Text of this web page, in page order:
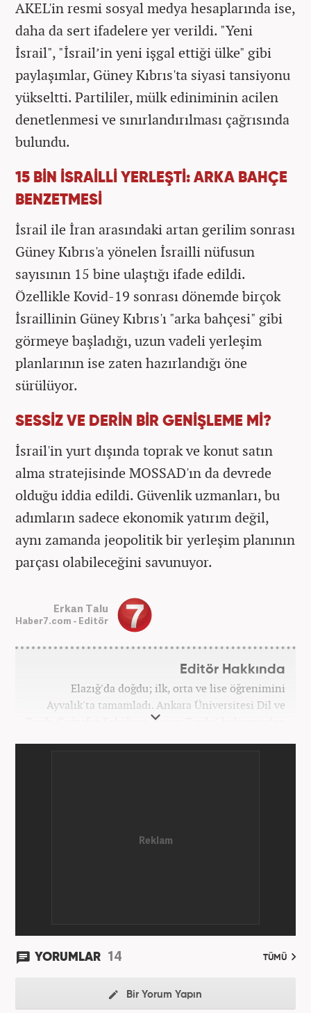
AKEL'in resmi sosyal medya hesaplarında ise,
daha da sert ifadelere yer verildi. "Yeni
İsrail", "İsrail’in yeni işgal ettiği ülke" gibi
paylaşımlar, Güney Kıbrıs'ta siyasi tansiyonu
yükseltti. Partililer, mülk ediniminin acilen
denetlenmesi ve sınırlandırılması çağrısında
bulundu.
15 BİN İSRAİLLİ YERLEŞTİ: ARKA BAHÇE
BENZETMESİ
İsrail ile İran arasındaki artan gerilim sonrası
Güney Kıbrıs'a yönelen İsrailli nüfusun
sayısının 15 bine ulaştığı ifade edildi.
Özellikle Kovid-19 sonrası dönemde birçok
İsraillinin Güney Kıbrıs'ı "arka bahçesi" gibi
görmeye başladığı, uzun vadeli yerleşim
planlarının ise zaten hazırlandığı öne
sürülüyor.
SESSİZ VE DERİN BİR GENİŞLEME Mİ?
İsrail'in yurt dışında toprak ve konut satın
alma stratejisinde MOSSAD'ın da devrede
olduğu iddia edildi. Güvenlik uzmanları, bu
adımların sadece ekonomik yatırım değil,
aynı zamanda jeopolitik bir yerleşim planının
parçası olabileceğini savunuyor.
Erkan Talu
Haber7.com - Editör
Editör Hakkında
Elazığ'da doğdu; ilk, orta ve lise öğrenimini
Ayvalık'ta tamamladı. Ankara Üniversitesi Dil ve
Tarih-Coğrafya Fakültesi "Sanat Tarihi" bölümünden
YORUMLAR 14 TÜMÜ
Bir Yorum Yapın